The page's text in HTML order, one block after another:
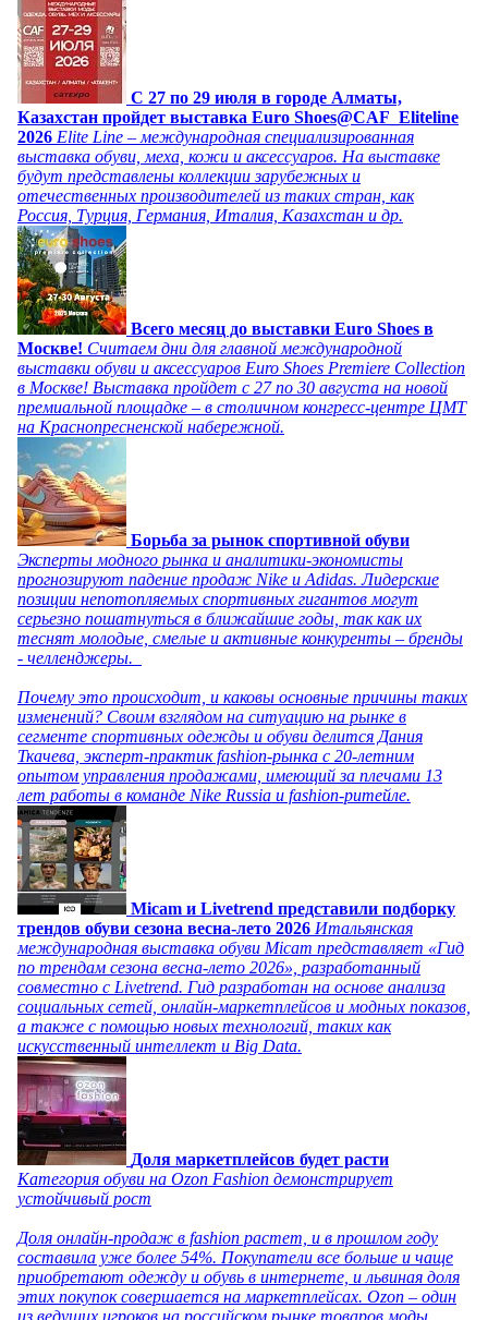
C 27 по 29 июля в городе Алматы,
Казахстан пройдет выставка Euro Shoes@CAF_Eliteline
2026 Elite Line – международная специализированная
выставка обуви, меха, кожи и аксессуаров. На выставке
будут представлены коллекции зарубежных и
отечественных производителей из таких стран, как
Россия, Турция, Германия, Италия, Казахстан и др.
Всего месяц до выставки Euro Shoes в
Москве! Считаем дни для главной международной
выставки обуви и аксессуаров Euro Shoes Premiere Collection
в Москве! Выставка пройдет с 27 по 30 августа на новой
премиальной площадке – в столичном конгресс-центре ЦМТ
на Краснопресненской набережной.
Борьба за рынок спортивной обуви
Эксперты модного рынка и аналитики-экономисты
прогнозируют падение продаж Nike и Adidas. Лидерские
позиции непотопляемых спортивных гигантов могут
серьезно пошатнуться в ближайшие годы, так как их
теснят молодые, смелые и активные конкуренты – бренды
- челленджеры.
Почему это происходит, и каковы основные причины таких
изменений? Своим взглядом на ситуацию на рынке в
сегменте спортивных одежды и обуви делится Дания
Ткачева, эксперт-практик fashion-рынка с 20-летним
опытом управления продажами, имеющий за плечами 13
лет работы в команде Nike Russia и fashion-ритейле.
Micam и Livetrend представили подборку
трендов обуви сезона весна-лето 2026 Итальянская
международная выставка обуви Micam представляет «Гид
по трендам сезона весна-лето 2026», разработанный
совместно с Livetrend. Гид разработан на основе анализа
социальных сетей, онлайн-маркетплейсов и модных показов,
а также с помощью новых технологий, таких как
искусственный интеллект и Big Data.
Доля маркетплейсов будет расти
Категория обуви на Ozon Fashion демонстрирует
устойчивый рост
Доля онлайн-продаж в fashion растет, и в прошлом году
составила уже более 54%. Покупатели все больше и чаще
приобретают одежду и обувь в интернете, и львиная доля
этих покупок совершается на маркетплейсах. Ozon – один
из ведущих игроков на российском рынке товаров моды,